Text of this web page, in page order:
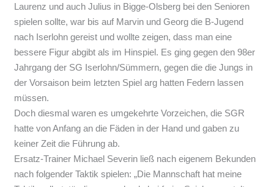
Laurenz und auch Julius in Bigge-Olsberg bei den Senioren
spielen sollte, war bis auf Marvin und Georg die B-Jugend
nach Iserlohn gereist und wollte zeigen, dass man eine
bessere Figur abgibt als im Hinspiel. Es ging gegen den 98er
Jahrgang der SG Iserlohn/Sümmern, gegen die die Jungs in
der Vorsaison beim letzten Spiel arg hatten Federn lassen
müssen.
Doch diesmal waren es umgekehrte Vorzeichen, die SGR
hatte von Anfang an die Fäden in der Hand und gaben zu
keiner Zeit die Führung ab.
Ersatz-Trainer Michael Severin ließ nach eigenem Bekunden
nach folgender Taktik spielen: „Die Mannschaft hat meine